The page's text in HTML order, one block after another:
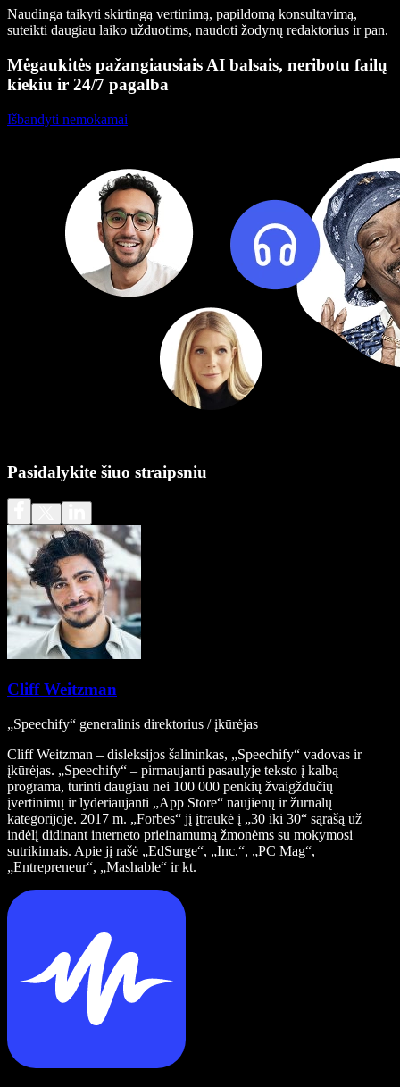
Naudinga taikyti skirtingą vertinimą, papildomą konsultavimą,
suteikti daugiau laiko užduotims, naudoti žodynų redaktorius ir pan.
Mėgaukitės pažangiausiais AI balsais, neribotu failų
kiekiu ir 24/7 pagalba
Išbandyti nemokamai
Pasidalykite šiuo straipsniu
Cliff Weitzman
„Speechify“ generalinis direktorius / įkūrėjas
Cliff Weitzman – disleksijos šalininkas, „Speechify“ vadovas ir
įkūrėjas. „Speechify“ – pirmaujanti pasaulyje teksto į kalbą
programa, turinti daugiau nei 100 000 penkių žvaigždučių
įvertinimų ir lyderiaujanti „App Store“ naujienų ir žurnalų
kategorijoje. 2017 m. „Forbes“ jį įtraukė į „30 iki 30“ sąrašą už
indėlį didinant interneto prieinamumą žmonėms su mokymosi
sutrikimais. Apie jį rašė „EdSurge“, „Inc.“, „PC Mag“,
„Entrepreneur“, „Mashable“ ir kt.